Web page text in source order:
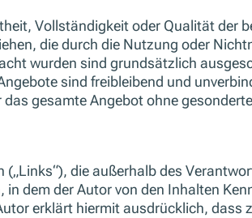
Vollständigkeit oder Qualität
die durch die Nutzung oder
wurden sind grundsätzlich
sind freibleibend und
gesamte Angebot ohne
die außerhalb des
dem der Autor von den Inhalten
erklärt hiermit ausdrücklich,